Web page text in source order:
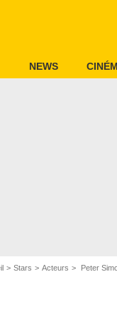
NEWS
Stars Acteurs Peter